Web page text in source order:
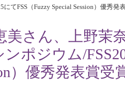
てFSS（Fuzzy Special Session）優秀発
美さん、上野茉
ポジウム/
）優秀発表賞受